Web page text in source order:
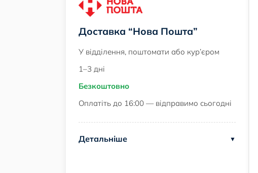
Доставка “Нова Пошта”
У відділення, поштомати або кур’єром
1–3 дні
Безкоштовно
Оплатіть до 16:00 — відправимо сьогодні
Детальніше